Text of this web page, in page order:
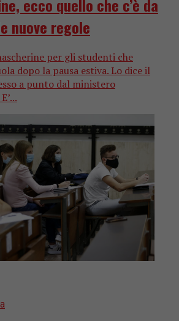
ecco quello che c’è da
nuove regole
per gli studenti che
dopo la pausa estiva. Lo dice il
a punto dal ministero